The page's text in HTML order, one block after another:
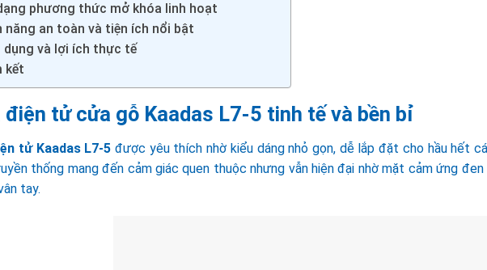
phương thức mở khóa linh hoạt
năng an toàn và tiện ích nổi bật
dụng và lợi ích thực tế
kết
điện tử cửa gỗ Kaadas L7-5 tinh tế và bền bỉ
tử Kaadas L7-5 được yêu thích nhờ kiểu dáng nhỏ gọn, dễ lắp đặt cho hầu hết
thống mang đến cảm giác quen thuộc nhưng vẫn hiện đại nhờ mặt cảm ứng
tay.